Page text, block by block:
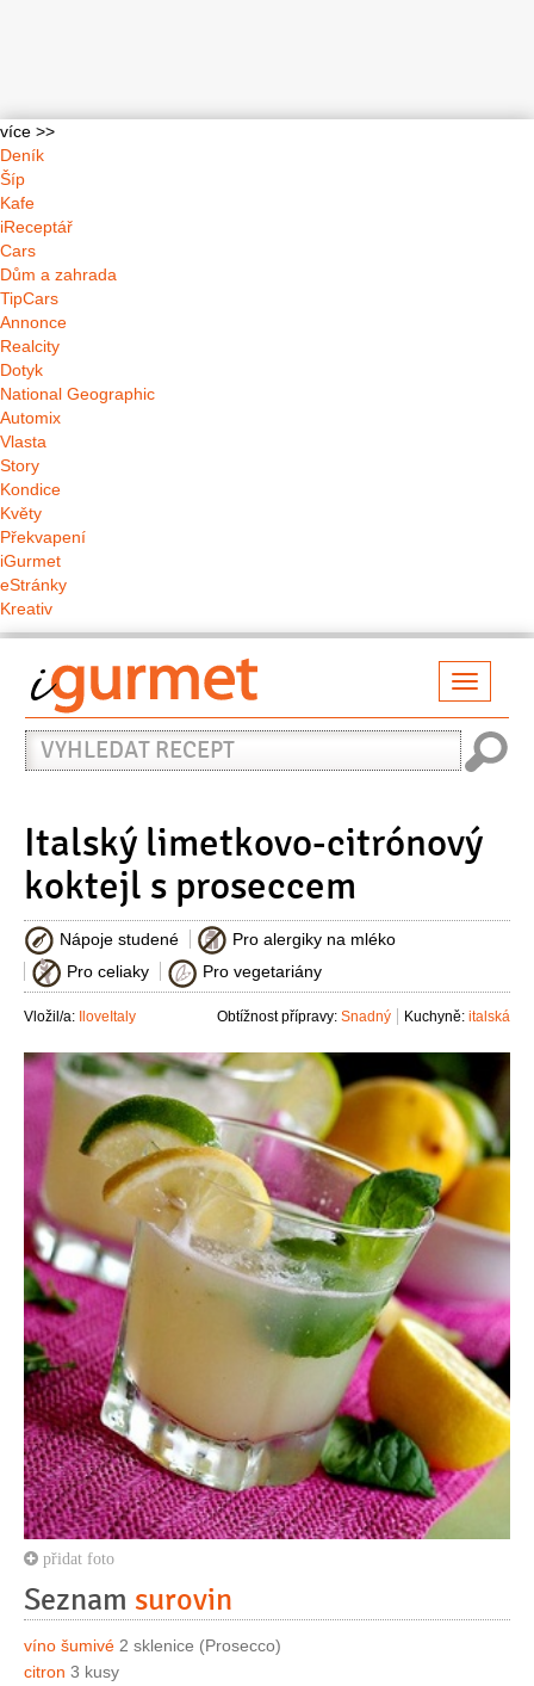
více >>
Deník
Šíp
Kafe
iReceptář
Cars
Dům a zahrada
TipCars
Annonce
Realcity
Dotyk
National Geographic
Automix
Vlasta
Story
Kondice
Květy
Překvapení
iGurmet
eStránky
Kreativ
Vyhledat
recept
Italský limetkovo-citrónový
koktejl s proseccem
Nápoje studené
Pro alergiky na mléko
Pro celiaky
Pro vegetariány
Vložil/a: IloveItaly Kuchyně: italská
Obtížnost přípravy: Snadný
přidat foto
Seznam surovin
víno šumivé 2 sklenice (Prosecco)
citron 3 kusy